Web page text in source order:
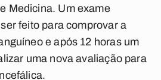
Medicina. Um exame
feito para comprovar a
e após 12 horas um
uma nova avaliação para